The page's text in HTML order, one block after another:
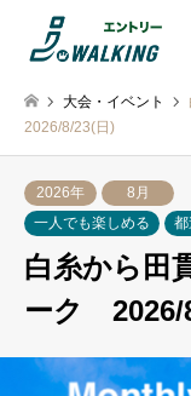
大会・イベント
2026/8/23(日)
2026年
8月
一人でも楽しめる
都
白糸から田
ーク 2026/